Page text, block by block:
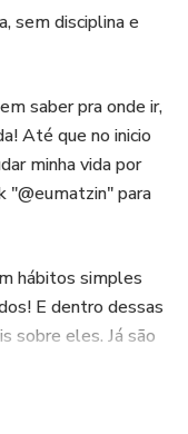
sem disciplina e
saber pra onde ir,
Até que no inicio
minha vida por
"@eumatzin" para
hábitos simples
E dentro dessas
sobre eles. Já são